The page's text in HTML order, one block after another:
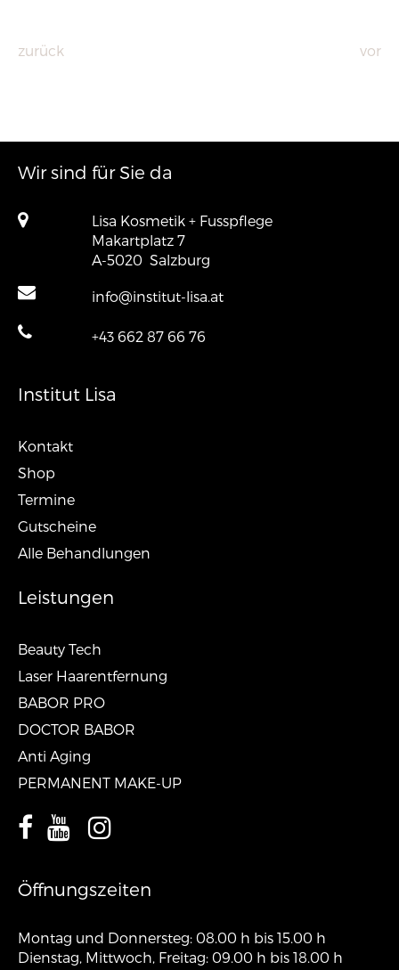
zurück vor
Wir sind für Sie da
Lisa Kosmetik + Fusspflege
Makartplatz 7
A-5020 Salzburg
info@institut-lisa.at
+43 662 87 66 76
Institut Lisa
Kontakt
Shop
Termine
Gutscheine
Alle Behandlungen
Leistungen
Beauty Tech
Laser Haarentfernung
BABOR PRO
DOCTOR BABOR
Anti Aging
PERMANENT MAKE-UP
Öffnungszeiten
Montag und Donnersteg: 08.00 h bis 15.00 h
Dienstag, Mittwoch, Freitag: 09.00 h bis 18.00 h